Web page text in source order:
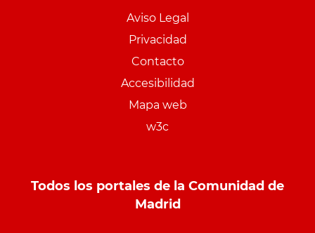
Aviso Legal
Privacidad
Contacto
Accesibilidad
Mapa web
w3c
Todos los portales de la Comunidad de
Madrid